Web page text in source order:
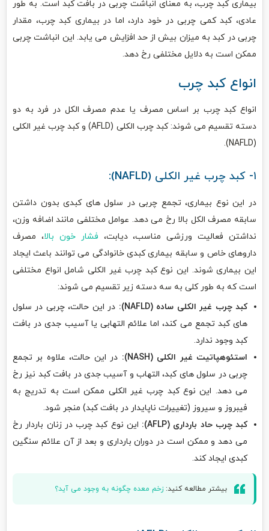
بیماری کبد چرب، به معنای انباشت چربی در بافت کبد است. به طور
عادی، کبد کمی چربی در خود دارد، اما در بیماری کبد چرب، مقدار
چربی در کبد به میزان بیش از حد افزایش می یابد. این انباشت چربی
ممکن است به دلایل مختلفی رخ دهد.
انواع کبد چرب
انواع کبد چرب بر اساس مصرف یا عدم مصرف الکل در فرد به دو
دسته تقسیم می شوند: کبد چرب الکلی (AFLD) و کبد چرب غیر الکلی
(NAFLD).
۱- کبد چرب غیر الکلی (NAFLD):
در این نوع بیماری، تجمع چربی در سلول های کبدی بدون داشتن
سابقه مصرف الکل بالا رخ می دهد. عوامل مختلفی مانند اضافه وزن،
نداشتن فعالیت ورزشی مناسب، دیابت، فشار خون بالا، مصرف
داروهای خاص و سابقه بیماری کبدی خانوادگی می توانند باعث ایجاد
این بیماری شوند. این نوع کبد چرب غیر الکلی شامل انواع مختلفی
است که به طور کلی به سه دسته زیر تقسیم می شوند:
کبد چرب غیر الکلی ساده (NAFLD):
در این حالت، چربی در سلول
های کبد تجمع می کند، اما علائم التهابی یا آسیب جدی در بافت
کبد وجود ندارد.
استئوهپاتیت غیر الکلی (NASH):
در این حالت، علاوه بر تجمع
چربی در سلول های کبد، التهاب و آسیب جدی در بافت کبد نیز رخ
می دهد. این نوع کبد چرب غیر الکلی ممکن است به تدریج به
فیبروز و سیروز (تغییرات ناپایدار در بافت کبد) منجر شود.
کبد چرب حاد بارداری (AFLP):
این نوع کبد چرب در زنان باردار رخ
می دهد و ممکن است در دوران بارداری و بعد از آن علائم سنگین
کبدی ایجاد کند.
بیشتر مطالعه کنید: زخم معده چگونه به وجود می آید؟